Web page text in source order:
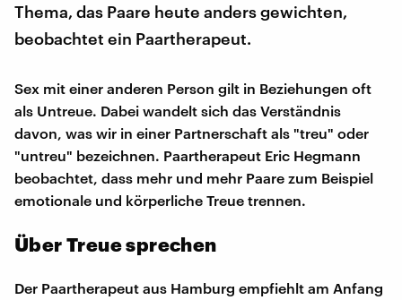
Thema, das Paare heute anders gewichten,
beobachtet ein Paartherapeut.
Sex mit einer anderen Person gilt in Beziehungen oft
als Untreue. Dabei wandelt sich das Verständnis
davon, was wir in einer Partnerschaft als "treu" oder
"untreu" bezeichnen. Paartherapeut Eric Hegmann
beobachtet, dass mehr und mehr Paare zum Beispiel
emotionale und körperliche Treue trennen.
Über Treue sprechen
Der Paartherapeut aus Hamburg empfiehlt am Anfang